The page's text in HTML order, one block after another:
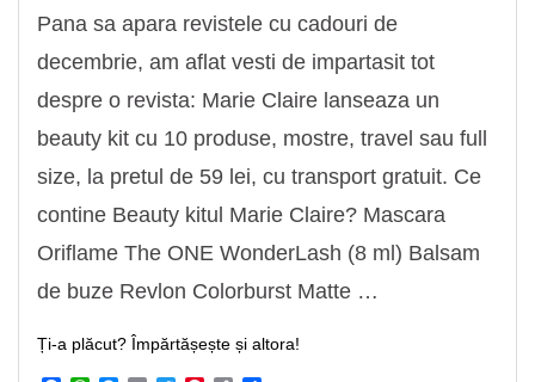
Pana sa apara revistele cu cadouri de
decembrie, am aflat vesti de impartasit tot
despre o revista: Marie Claire lanseaza un
beauty kit cu 10 produse, mostre, travel sau full
size, la pretul de 59 lei, cu transport gratuit. Ce
contine Beauty kitul Marie Claire? Mascara
Oriflame The ONE WonderLash (8 ml) Balsam
de buze Revlon Colorburst Matte …
Ți-a plăcut? Împărtășește și altora!